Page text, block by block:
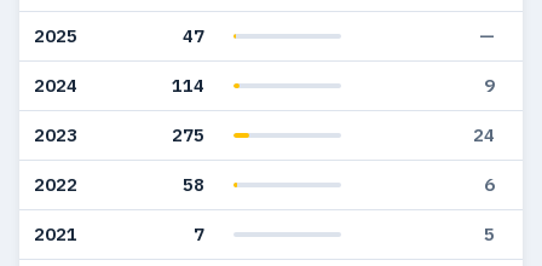
2025 47 —
2024 114 9
2023 275 24
2022 58 6
2021 7 5